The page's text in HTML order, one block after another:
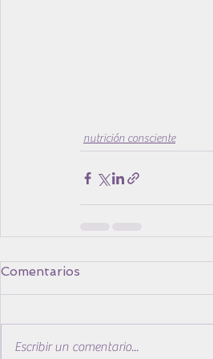
nutrición consciente
Comentarios
Escribir un comentario...